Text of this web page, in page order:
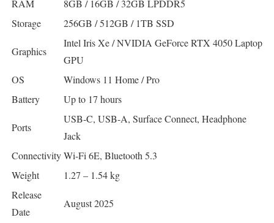
RAM
8GB / 16GB / 32GB LPDDR5
Storage
256GB / 512GB / 1TB SSD
Graphics
Intel Iris Xe / NVIDIA GeForce RTX 4050 Laptop
GPU
OS
Windows 11 Home / Pro
Battery
Up to 17 hours
Ports
USB-C, USB-A, Surface Connect, Headphone
Jack
ConnectivityWi-Fi 6E, Bluetooth 5.3
Weight
1.27 – 1.54 kg
Release
Date
August 2025